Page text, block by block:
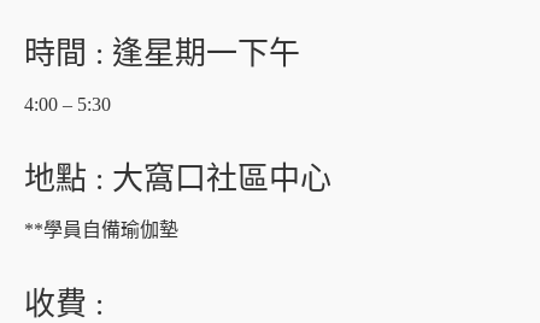
時間 : 逢星期一下午
4:00 – 5:30
地點 : 大窩口社區中心
**學員自備瑜伽墊
收費 :